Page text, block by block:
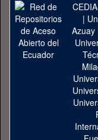
CEDIA
|
Azuay